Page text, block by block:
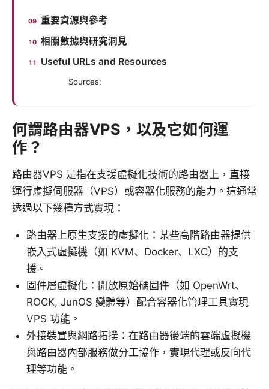
重要資源與參考
相關數據與研究洞見
Useful URLs and Resources
Sources:
何謂路由器VPS，以及它如何運
作？
路由器VPS 是指在支援虛擬化技術的路由器上，直接
運行虛擬伺服器（VPS）或容器化服務的能力。這通常
透過以下幾種方式實現：
路由器上原生支援的虛擬化：某些高階路由器提供
嵌入式虛擬機（如 KVM、Docker、LXC）的支
援。
固件層虛擬化：開放原始碼固件（如 OpenWrt、
ROCK, JunOS 變體等）配合容器化管理工具實現
VPS 功能。
外接裝置與網路拓撲：在路由器後端的雲端虛擬機
與路由器內部服務做分工協作，實現代理或反向代
理等功能。